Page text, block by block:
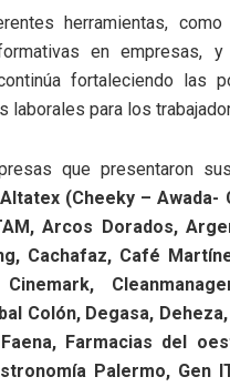
herramientas,
en empresas,
fortaleciendo las
laborales para los
que presentaron
(Cheeky –
Arcos Dorados,
Cachafaz, Café
Colón, Degasa,
Farmacias del
Palermo, Gen